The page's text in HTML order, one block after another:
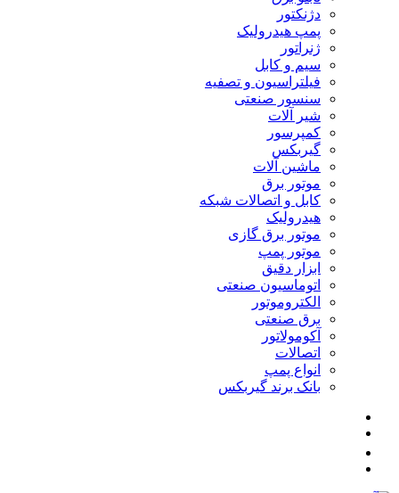
دژنکتور
پمپ هیدرولیک
ژنراتور
سیم و کابل
فیلتراسیون و تصفیه
سنسور صنعتی
شیر آلات
کمپرسور
گیربکس
ماشین آلات
موتور برق
کابل و اتصالات شبکه
هیدرولیک
موتور برق گازی
موتور پمپ
ابزار دقیق
اتوماسیون صنعتی
الکتروموتور
برق صنعتی
آکومولاتور
اتصالات
انواع پمپ
بانک برند گیربکس